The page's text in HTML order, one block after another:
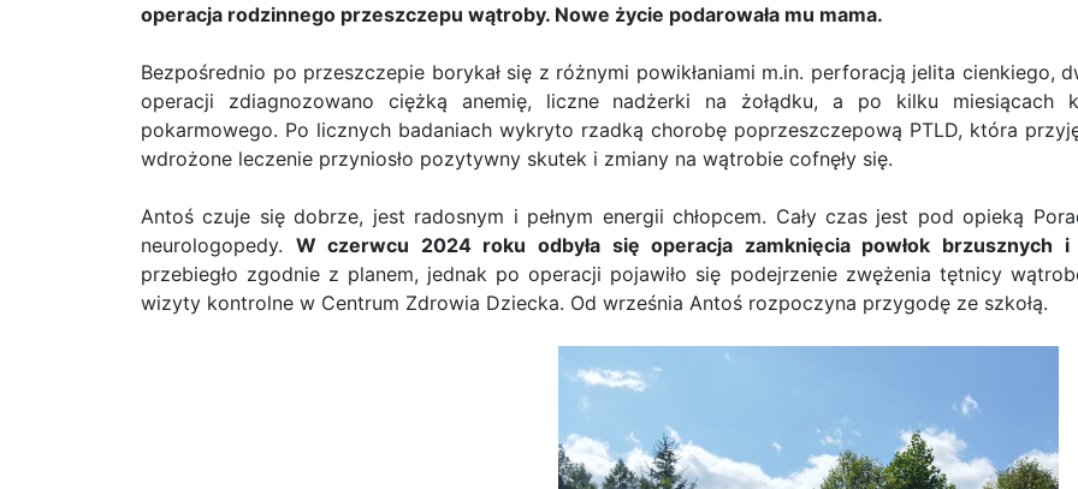
operacja rodzinnego przeszczepu wątroby. Nowe życie podarowała mu mama.
Bezpośrednio po przeszczepie borykał się z różnymi powikłaniami m.in. perforacją jelita
operacji zdiagnozowano ciężką anemię, liczne nadżerki na żołądku, a po kilku miesiącach
pokarmowego. Po licznych badaniach wykryto rzadką chorobę poprzeszczepową PTLD, która
wdrożone leczenie przyniosło pozytywny skutek i zmiany na wątrobie cofnęły się.
Antoś czuje się dobrze, jest radosnym i pełnym energii chłopcem. Cały czas jest pod opieką
neurologopedy. W czerwcu 2024 roku odbyła się operacja zamknięcia powłok brzusznych
przebiegło zgodnie z planem, jednak po operacji pojawiło się podejrzenie zwężenia tętnicy
wizyty kontrolne w Centrum Zdrowia Dziecka. Od września Antoś rozpoczyna przygodę ze szkołą.